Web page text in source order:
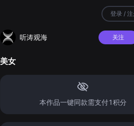
登录 /
听涛观海 关注
美女
本作品一键同款需支付1积分